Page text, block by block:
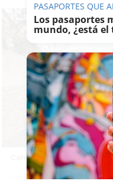
Calle donde se produjo el
PASAPORTES QUE
Los pasaportes
mundo, ¿está el